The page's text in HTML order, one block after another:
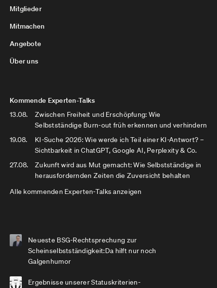
Mitglieder
Mitmachen
Angebote
Über uns
Kommende Experten-Talks
13.08.
Zwischen Freiheit und Erschöpfung: Wie
Selbstständige Burn-out früh erkennen und verhindern
19.08.
KI-Suche 2026: Wie werde ich Teil einer KI-Antwort? –
Sichtbarkeit in ChatGPT, Google AI, Perplexity & Co.
27.08.
Zukunft wird aus Mut gemacht: Wie Selbstständige in
herausfordernden Zeiten die Zuversicht behalten
Alle kommenden Experten-Talks anzeigen
Neueste BSG-Rechtsprechung zur
Scheinselbstständigkeit:Da hilft nur noch
Galgenhumor
Ergebnisse unserer Statuskriterien-